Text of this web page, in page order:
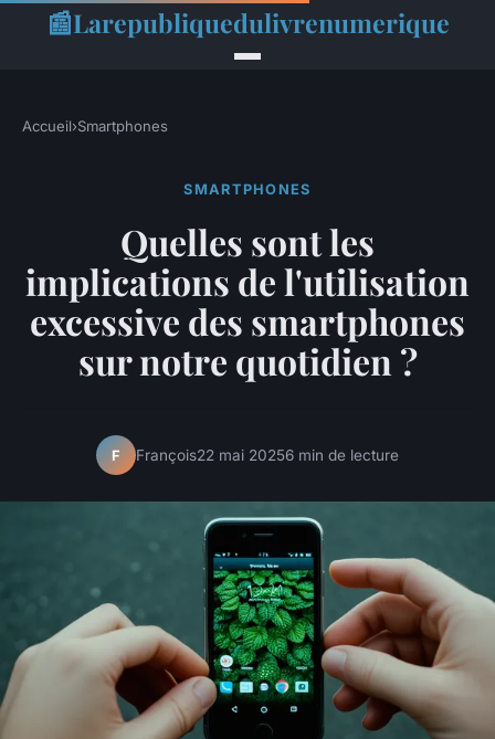
📰Larepubliquedulivrenumerique
Accueil›Smartphones
SMARTPHONES
Quelles sont les
implications de l'utilisation
excessive des smartphones
sur notre quotidien ?
F François22 mai 20256 min de lecture